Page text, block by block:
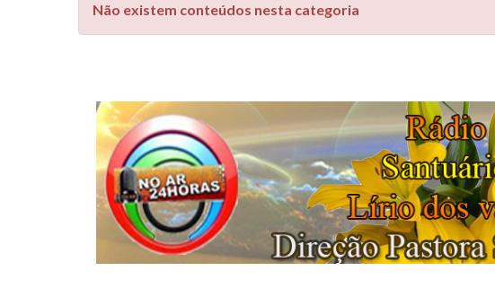
Não existem conteúdos nesta categoria